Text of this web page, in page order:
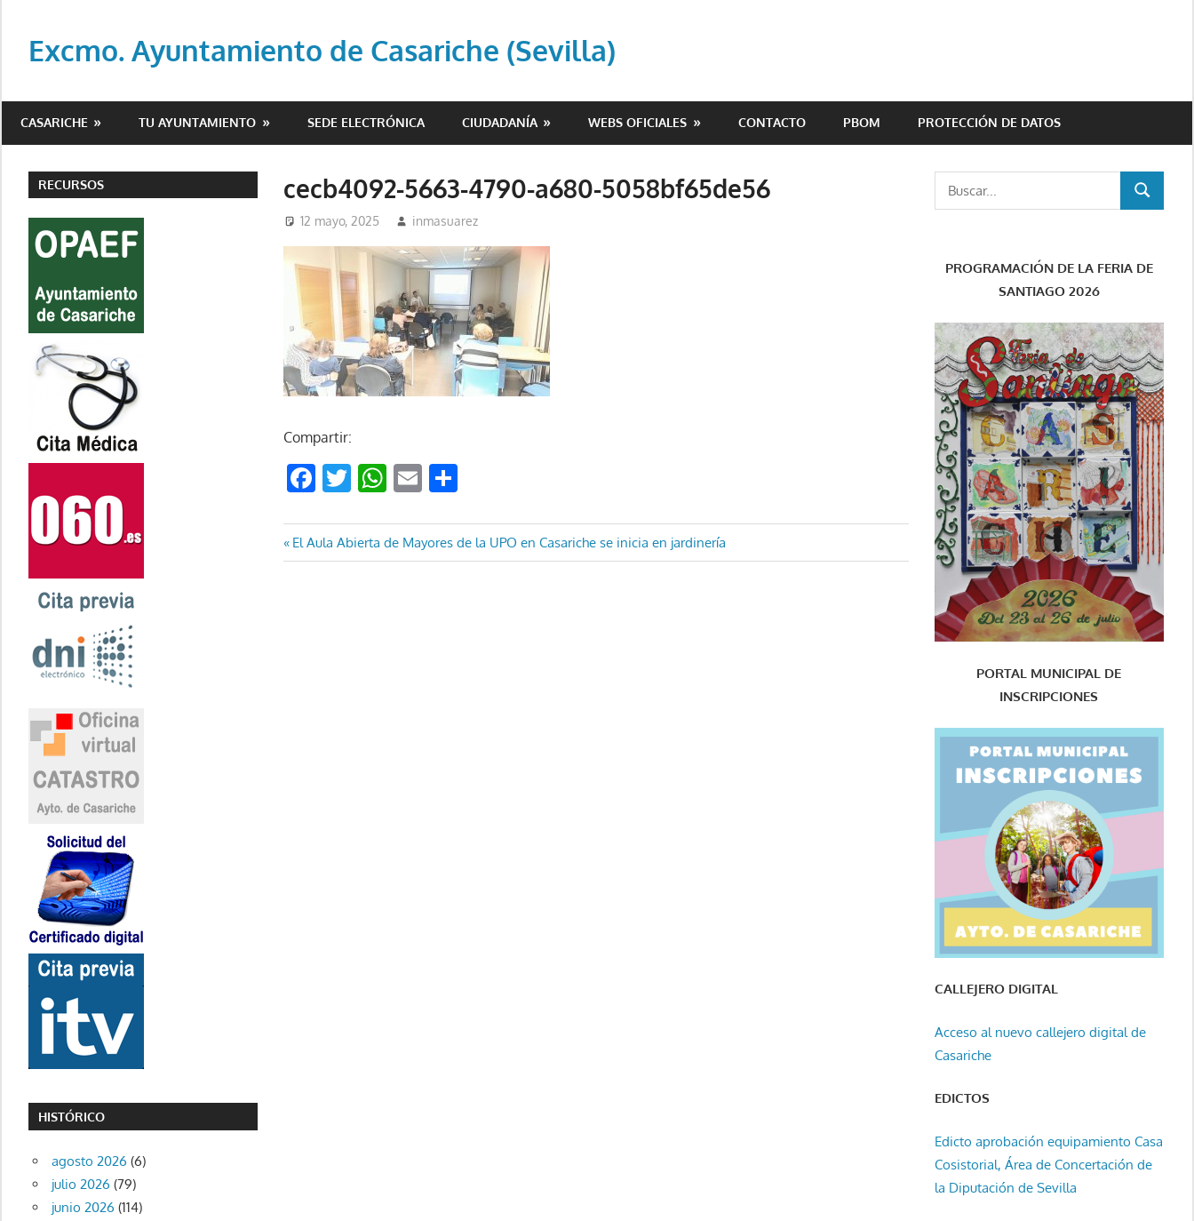
contenido
Excmo. Ayuntamiento de Casariche (Sevilla)
del
de
Casariche
CASARICHE TU AYUNTAMIENTO SEDE ELECTRÓNICA CIUDADANÍA WEBS OFICIALES CONTACTO PBOM PROTECCIÓN DE DATOS
cecb4092-5663-4790-a680-5058bf65de56
12 mayo, 2025 inmasuarez
Compartir:
Facebook
Twitter
WhatsApp
Email
Navegación
Entrada
anterior:
El Aula Abierta de Mayores de la UPO en Casariche se inicia en jardinería
RECURSOS
HISTÓRICO
agosto 2026 (6)
julio 2026 (79)
junio 2026 (114)
BUSCAR
PROGRAMACIÓN DE LA FERIA DE
SANTIAGO 2026
PORTAL MUNICIPAL DE
INSCRIPCIONES
CALLEJERO DIGITAL
Acceso al nuevo callejero digital de
Casariche
EDICTOS
Edicto aprobación equipamiento Casa
Cosistorial, Área de Concertación de
la Diputación de Sevilla